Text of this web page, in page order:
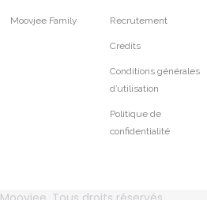
Moovjee Family Recrutement
Crédits
Conditions générales
d’utilisation
Politique de
confidentialité